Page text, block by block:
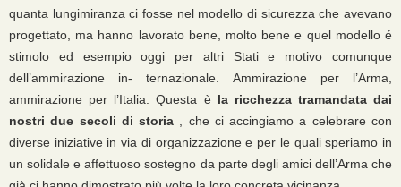
quanta lungimiranza ci fosse nel modello di sicurezza che avevano
progettato, ma hanno lavorato bene, molto bene e quel modello é
stimolo ed esempio oggi per altri Stati e motivo comunque
dell’ammirazione in- ternazionale. Ammirazione per l’Arma,
ammirazione per l’Italia. Questa è la ricchezza tramandata dai
nostri due secoli di storia , che ci accingiamo a celebrare con
diverse iniziative in via di organizzazione e per le quali speriamo in
un solidale e affettuoso sostegno da parte degli amici dell’Arma che